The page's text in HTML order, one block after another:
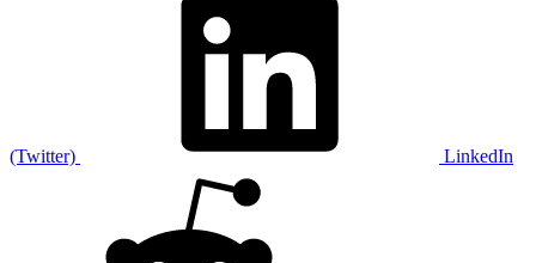
(Twitter) LinkedIn